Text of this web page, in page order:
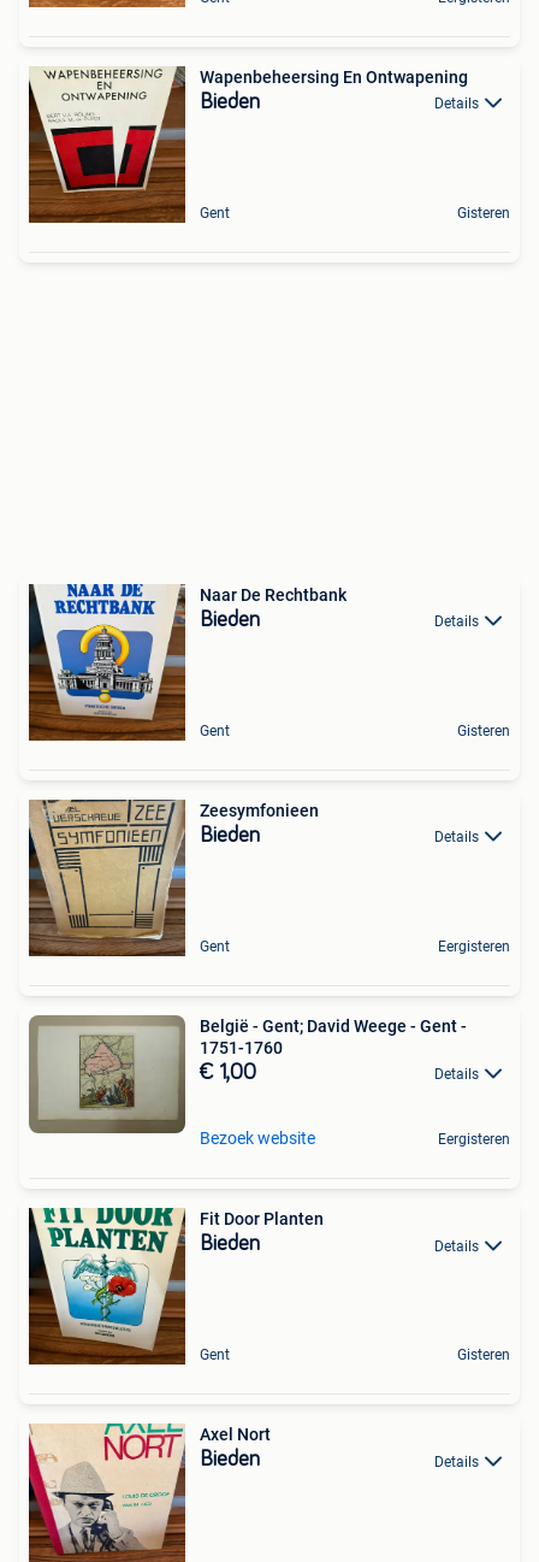
Wapenbeheersing En Ontwapening
Bieden Details
Gent Gisteren
Naar De Rechtbank
Bieden Details
Gent Gisteren
Zeesymfonieen
Bieden Details
Gent Eergisteren
België - Gent; David Weege - Gent -
1751-1760
€ 1,00 Details
Bezoek website Eergisteren
Fit Door Planten
Bieden Details
Gent Gisteren
Axel Nort
Bieden Details